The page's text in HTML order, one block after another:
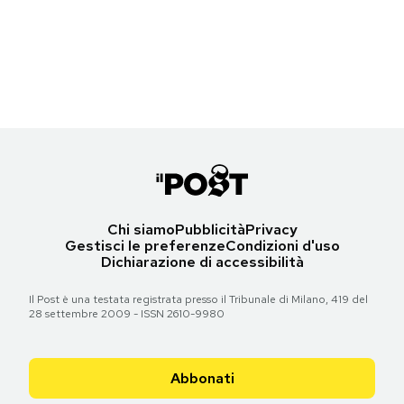
Chi siamoPubblicitàPrivacy
Gestisci le preferenzeCondizioni d'uso
Dichiarazione di accessibilità
Il Post è una testata registrata presso il Tribunale di Milano, 419 del
28 settembre 2009 - ISSN 2610-9980
Abbonati